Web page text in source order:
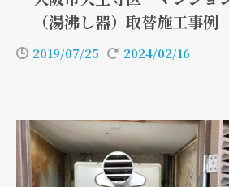
（湯沸し器）取替施工事例
2019/07/25 2024/02/16